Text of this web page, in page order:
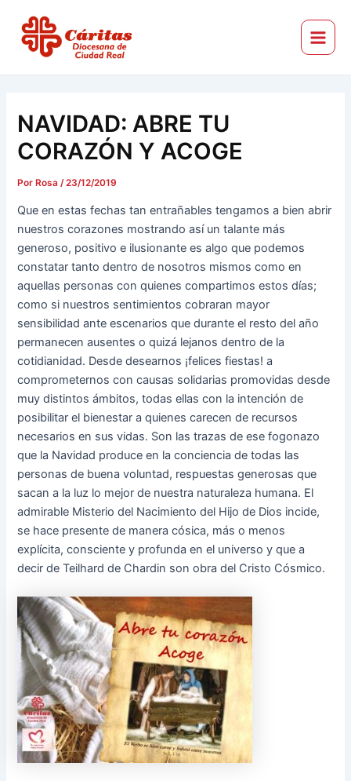
contenido
Menu
NAVIDAD: ABRE TU
CORAZÓN Y ACOGE
PorRosa /23/12/2019
Que en estas fechas tan entrañables tengamos a bien abrir
nuestros corazones mostrando así un talante más
generoso, positivo e ilusionante es algo que podemos
constatar tanto dentro de nosotros mismos como en
aquellas personas con quienes compartimos estos días;
como si nuestros sentimientos cobraran mayor
sensibilidad ante escenarios que durante el resto del año
permanecen ausentes o quizá lejanos dentro de la
cotidianidad. Desde desearnos ¡felices fiestas! a
comprometernos con causas solidarias promovidas desde
muy distintos ámbitos, todas ellas con la intención de
posibilitar el bienestar a quienes carecen de recursos
necesarios en sus vidas. Son las trazas de ese fogonazo
que la Navidad produce en la conciencia de todas las
personas de buena voluntad, respuestas generosas que
sacan a la luz lo mejor de nuestra naturaleza humana. El
admirable Misterio del Nacimiento del Hijo de Dios incide,
se hace presente de manera cósica, más o menos
explícita, consciente y profunda en el universo y que a
decir de Teilhard de Chardin son obra del Cristo Cósmico.
entradas